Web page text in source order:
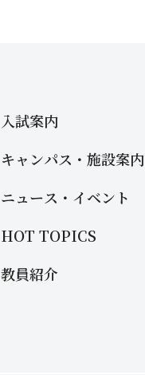
入試案内
キャンパス・施設案内
ニュース・イベント
HOT TOPICS
教員紹介